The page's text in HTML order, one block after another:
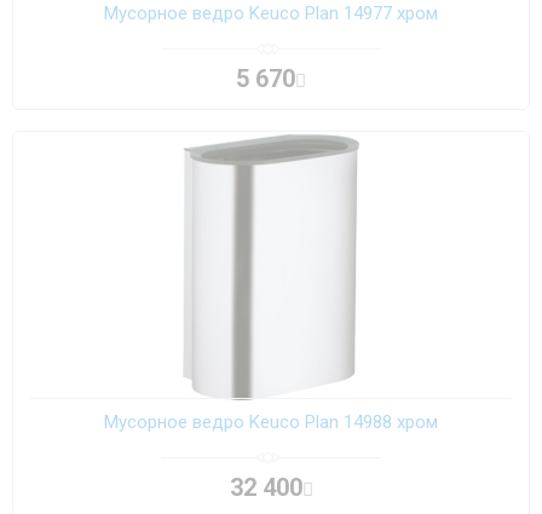
Мусорное ведро Keuco Plan 14977 хром
5 670
Мусорное ведро Keuco Plan 14988 хром
32 400